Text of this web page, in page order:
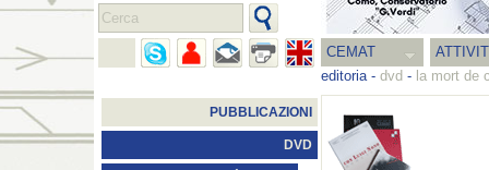
CEMAT
editoria- dvd - la mort de
PUBBLICAZIONI
DVD